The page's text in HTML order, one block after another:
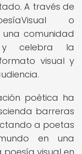
A través de
o
comunidad
celebra la
visual y
poética ha
barreras
a poetas
en una